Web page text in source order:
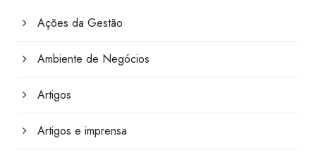
Ações da Gestão
Ambiente de Negócios
Artigos
Artigos e imprensa